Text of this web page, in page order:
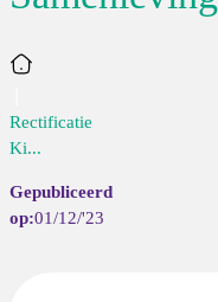
Home
Rectificatie
Ki...
01/12/'23